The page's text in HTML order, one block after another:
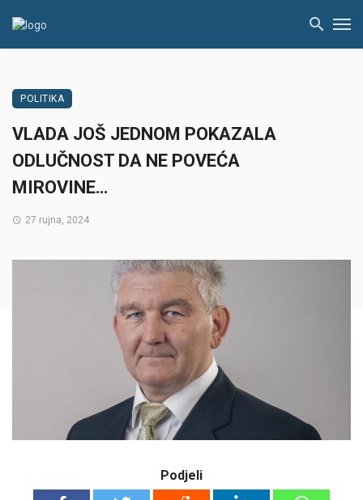
POLITIKA
VLADA JOŠ JEDNOM POKAZALA
ODLUČNOST DA NE POVEĆA
MIROVINE…
27 rujna, 2024
Podjeli